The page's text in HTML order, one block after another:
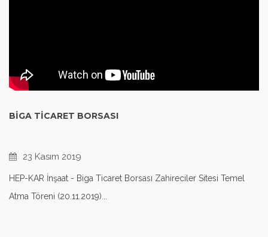
BIGA TICARET BORSASI
23 Kasım 2019
HEP-KAR İnşaat - Biga Ticaret Borsası Zahireciler Sitesi Temel
Atma Töreni (20.11.2019)...